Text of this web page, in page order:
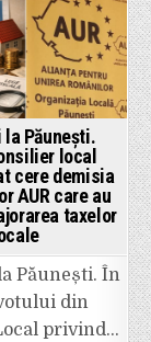
la Păunești.
local
cere demisia
AUR care au
taxelor
Păunești. În
din
privind…